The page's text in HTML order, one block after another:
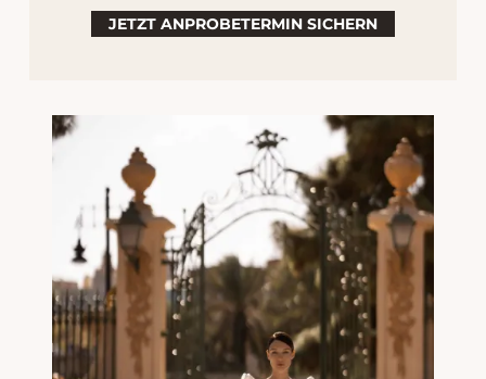
selbstbewusste, flirtende Braut wie dich? Ein
Brautkleid das deine Persönlichkeit unterstreicht?
JETZT ANPROBETERMIN SICHERN